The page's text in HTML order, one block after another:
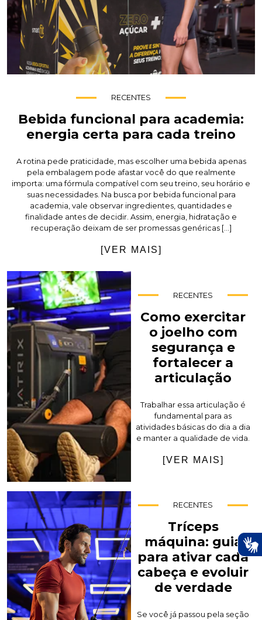
RECENTES
Bebida funcional para academia:
energia certa para cada treino
A rotina pede praticidade, mas escolher uma bebida apenas
pela embalagem pode afastar você do que realmente
importa: uma fórmula compatível com seu treino, seu horário e
suas necessidades. Na busca por bebida funcional para
academia, vale observar ingredientes, quantidades e
finalidade antes de decidir. Assim, energia, hidratação e
recuperação deixam de ser promessas genéricas […]
[VER MAIS]
RECENTES
Como exercitar
o joelho com
segurança e
fortalecer a
articulação
Trabalhar essa articulação é
fundamental para as
atividades básicas do dia a dia
e manter a qualidade de vida.
[VER MAIS]
RECENTES
Tríceps
máquina: guia
para ativar cada
cabeça e evoluir
de verdade
Se você já passou pela seção